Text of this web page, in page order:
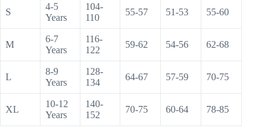
S
4-5
Years
104-
110
55-57 51-53 55-60
M
6-7
Years
116-
122
59-62 54-56 62-68
L
8-9
Years
128-
134
64-67 57-59 70-75
XL
10-12
Years
140-
152
70-75 60-64 78-85